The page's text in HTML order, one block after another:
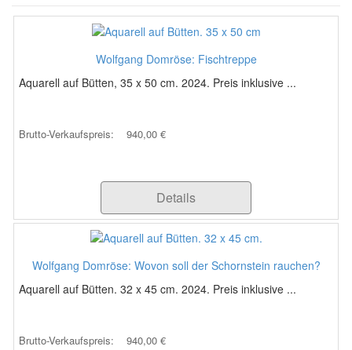
Wolfgang Domröse: Fischtreppe
Aquarell auf Bütten, 35 x 50 cm. 2024. Preis inklusive ...
Brutto-Verkaufspreis: 940,00 €
Details
Wolfgang Domröse: Wovon soll der Schornstein rauchen?
Aquarell auf Bütten. 32 x 45 cm. 2024. Preis inklusive ...
Brutto-Verkaufspreis: 940,00 €